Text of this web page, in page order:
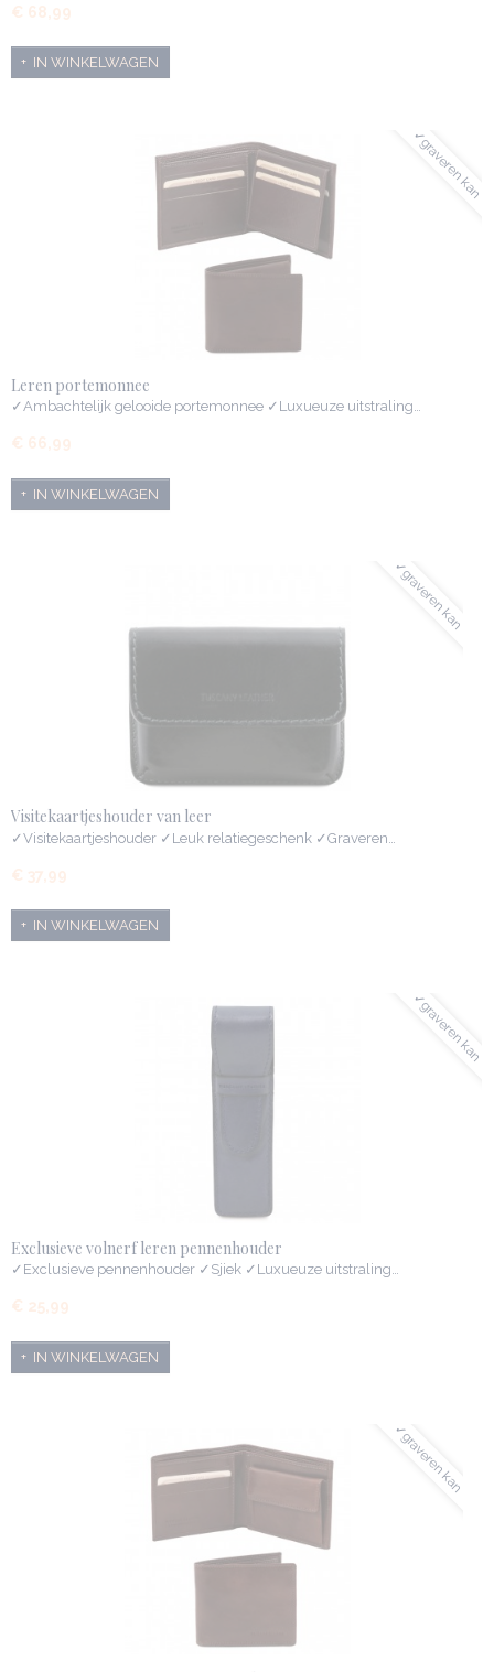
€ 68,99
IN WINKELWAGEN
✓graveren kan
Leren portemonnee
✓Ambachtelijk gelooide portemonnee ✓Luxueuze uitstraling…
€ 66,99
IN WINKELWAGEN
✓graveren kan
Visitekaartjeshouder van leer
✓Visitekaartjeshouder ✓Leuk relatiegeschenk ✓Graveren…
€ 37,99
IN WINKELWAGEN
✓graveren kan
Exclusieve volnerf leren pennenhouder
✓Exclusieve pennenhouder ✓Sjiek ✓Luxueuze uitstraling…
€ 25,99
IN WINKELWAGEN
✓graveren kan